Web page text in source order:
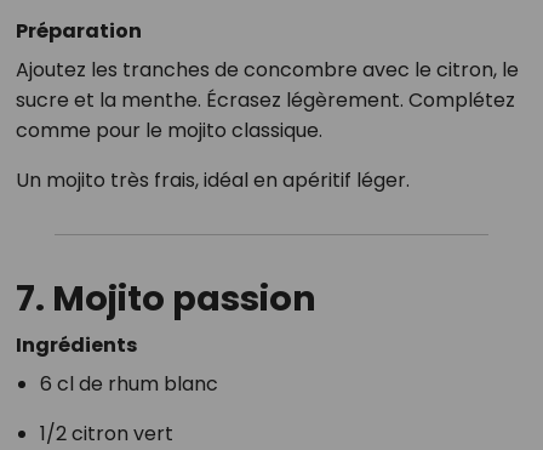
Préparation
Ajoutez les tranches de concombre avec le citron, le
sucre et la menthe. Écrasez légèrement. Complétez
comme pour le mojito classique.
Un mojito très frais, idéal en apéritif léger.
7. Mojito passion
Ingrédients
6 cl de rhum blanc
1/2 citron vert